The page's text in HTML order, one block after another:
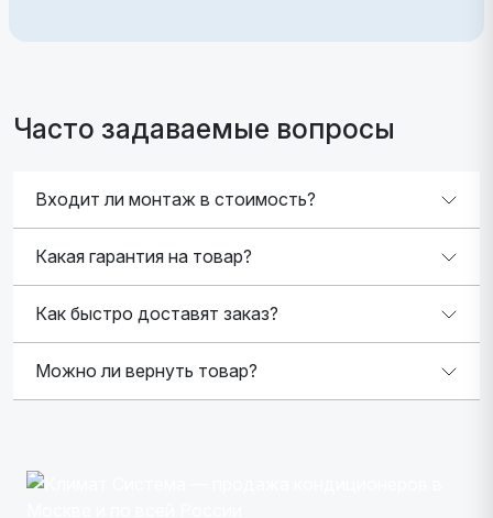
Часто задаваемые вопросы
Входит ли монтаж в стоимость?
Какая гарантия на товар?
Как быстро доставят заказ?
Можно ли вернуть товар?